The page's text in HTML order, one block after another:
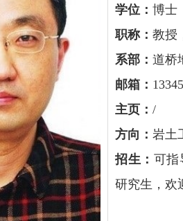
学位： 博士
职称： 教授
系部： 道桥
邮箱：
主页： /
方向： 岩土
招生： 可指
研究生，欢